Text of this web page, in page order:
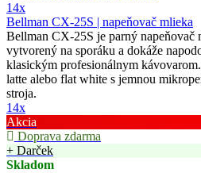
14x
Bellman CX-25S | napeňovač mlieka
Bellman CX-25S je parný
vytvorený na sporáku a dokáže
klasickým profesionálnym
latte alebo flat white s jemnou
stroja.
14x
Akcia
Doprava zdarma
+ Darček
Skladom